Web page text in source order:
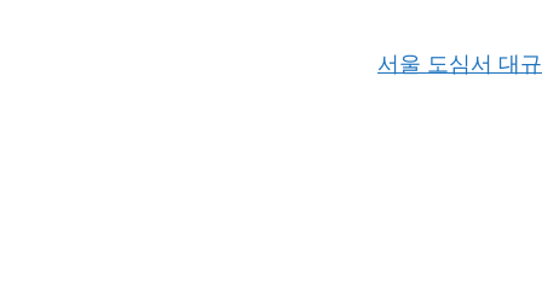
서울 도심서 대